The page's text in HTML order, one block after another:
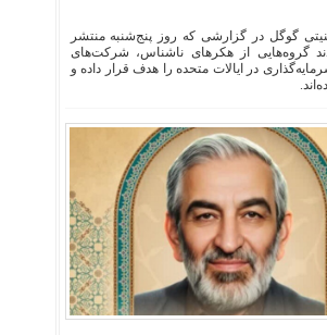
گوگل در گزارشی که روز پنج‌شنبه منتشر
گروه‌هایی از هکرهای ناشناس، شرکت‌های
در ایالات متحده را هدف قرار داده و